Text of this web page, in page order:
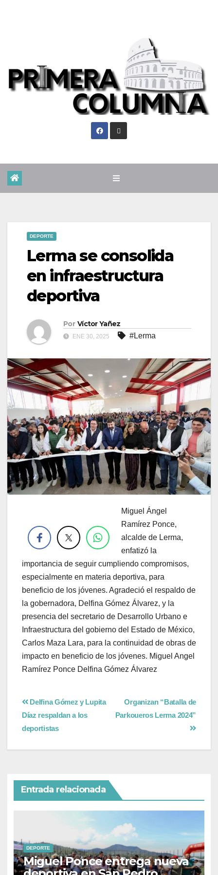
DEPORTE
Lerma se consolida
en infraestructura
deportiva
Por Víctor Yañez
ENE 30, 2025 #Lerma
Miguel Ángel
Ramírez Ponce,
alcalde de Lerma,
enfatizó la
importancia de seguir cumpliendo compromisos,
especialmente en materia deportiva, para
beneficio de los jóvenes. Agradeció el respaldo de
la gobernadora, Delfina Gómez Álvarez, y la
presencia del secretario de Desarrollo Urbano e
Infraestructura del gobierno del Estado de México,
Carlos Maza Lara, para la continuidad de obras de
impacto en beneficio de los jóvenes. Miguel Angel
Ramírez Ponce Delfina Gómez Álvarez
Organizan “Batalla de
Parkoueros Lerma 2024”
Delfina Gómez y Lupita
Díaz respaldan a los
deportistas
Entrada relacionada
DEPORTE
Miguel Ponce entrega nueva